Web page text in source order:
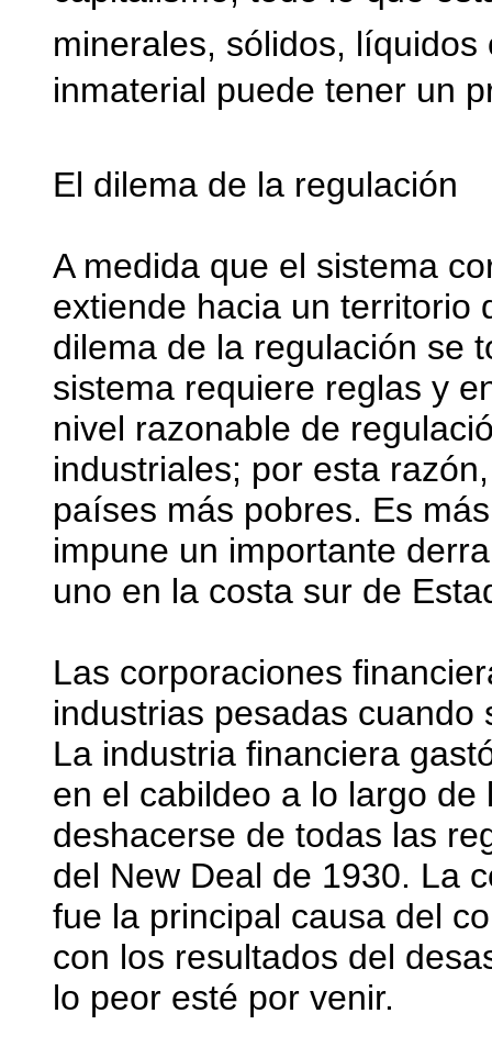
minerales, sólidos,
inmaterial puede tener un
El dilema de la regulación
A medida que el sistema
extiende hacia un territorio
dilema de la regulación se
sistema requiere reglas y
nivel razonable de
industriales; por esta
países más pobres. Es
impune un importante
uno en la costa sur de
Las corporaciones
industrias pesadas
La industria financiera
en el cabildeo a lo largo
deshacerse de todas las
del New Deal de 1930. La
fue la principal causa del
con los resultados del
lo peor esté por venir.